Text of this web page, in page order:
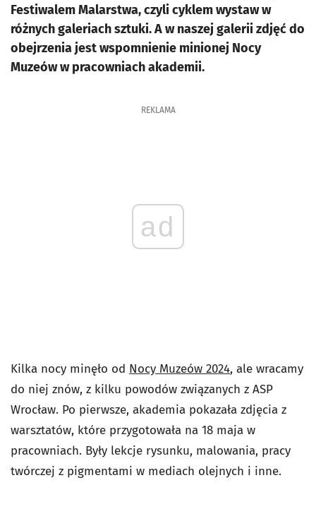
Festiwalem Malarstwa, czyli cyklem wystaw w
różnych galeriach sztuki. A w naszej galerii zdjęć do
obejrzenia jest wspomnienie minionej Nocy
Muzeów w pracowniach akademii.
REKLAMA
ad
Kilka nocy minęło od Nocy Muzeów 2024, ale wracamy
do niej znów, z kilku powodów związanych z ASP
Wrocław. Po pierwsze, akademia pokazała zdjęcia z
warsztatów, które przygotowała na 18 maja w
pracowniach. Były lekcje rysunku, malowania, pracy
twórczej z pigmentami w mediach olejnych i inne.